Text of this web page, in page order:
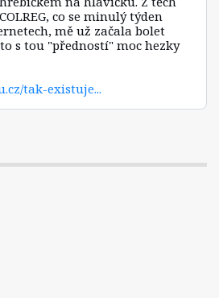
co se minulý týden
mě už začala bolet
s tou "předností" moc hezky
tak-existuje...